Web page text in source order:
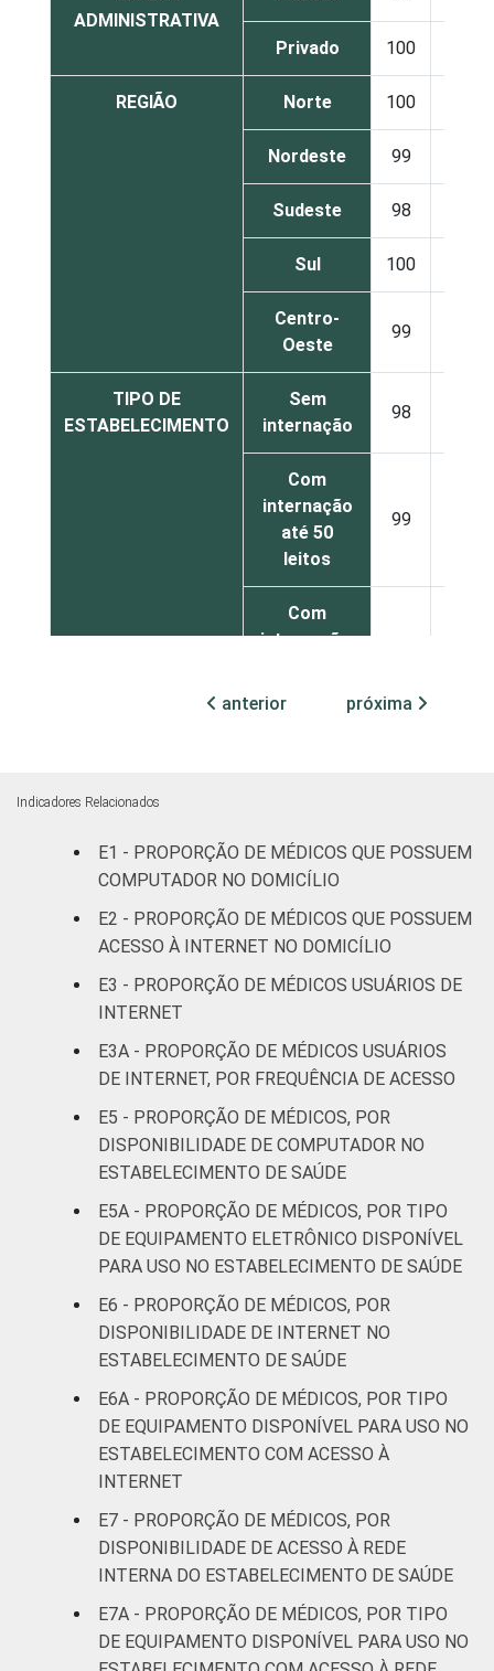
ADMINISTRATIVA
Privado 100
REGIÃO Norte 100
Nordeste 99
Sudeste 98
Sul 100
Centro-
Oeste
99
TIPO DE
ESTABELECIMENTO
Sem
internação
98
Com
internação
até 50
leitos
99
Com
internação,
36 a 50
anos
mais
97 3
LOCALIZAÇÃO Capital 99
Base: 1.081.866 médicos . Dados coletados
entre novembro de 2015 e junho de 2016.
anterior próxima
Indicadores Relacionados
E1 - PROPORÇÃO DE MÉDICOS QUE POSSUEM
COMPUTADOR NO DOMICÍLIO
E2 - PROPORÇÃO DE MÉDICOS QUE POSSUEM
ACESSO À INTERNET NO DOMICÍLIO
E3 - PROPORÇÃO DE MÉDICOS USUÁRIOS DE
INTERNET
E3A - PROPORÇÃO DE MÉDICOS USUÁRIOS
DE INTERNET, POR FREQUÊNCIA DE ACESSO
E5 - PROPORÇÃO DE MÉDICOS, POR
DISPONIBILIDADE DE COMPUTADOR NO
ESTABELECIMENTO DE SAÚDE
E5A - PROPORÇÃO DE MÉDICOS, POR TIPO
DE EQUIPAMENTO ELETRÔNICO DISPONÍVEL
PARA USO NO ESTABELECIMENTO DE SAÚDE
E6 - PROPORÇÃO DE MÉDICOS, POR
DISPONIBILIDADE DE INTERNET NO
ESTABELECIMENTO DE SAÚDE
E6A - PROPORÇÃO DE MÉDICOS, POR TIPO
DE EQUIPAMENTO DISPONÍVEL PARA USO NO
ESTABELECIMENTO COM ACESSO À
INTERNET
E7 - PROPORÇÃO DE MÉDICOS, POR
DISPONIBILIDADE DE ACESSO À REDE
INTERNA DO ESTABELECIMENTO DE SAÚDE
E7A - PROPORÇÃO DE MÉDICOS, POR TIPO
DE EQUIPAMENTO DISPONÍVEL PARA USO NO